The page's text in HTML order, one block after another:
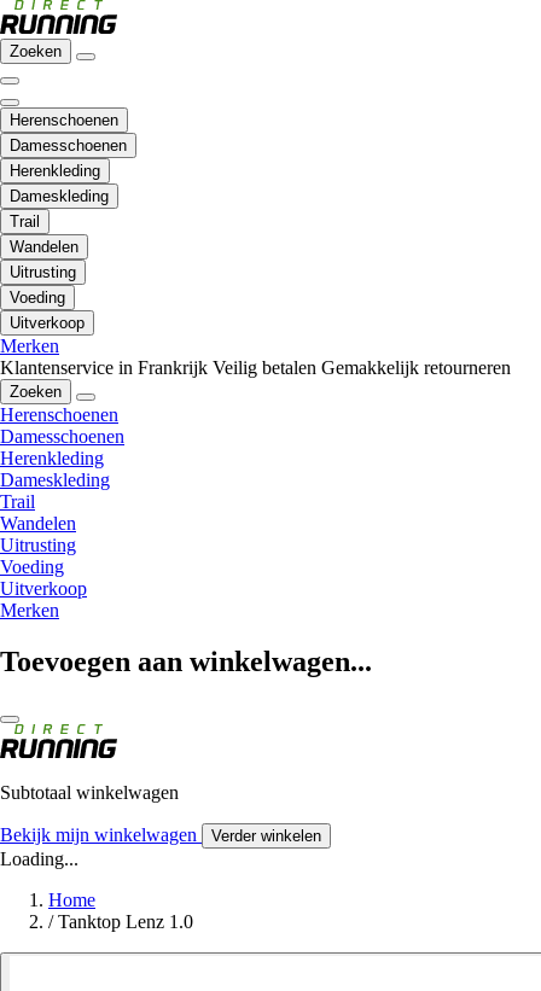
Zoeken
Herenschoenen
Damesschoenen
Herenkleding
Dameskleding
Trail
Wandelen
Uitrusting
Voeding
Uitverkoop
Merken
Klantenservice in Frankrijk Veilig betalen Gemakkelijk retourneren
Zoeken
Herenschoenen
Damesschoenen
Herenkleding
Dameskleding
Trail
Wandelen
Uitrusting
Voeding
Uitverkoop
Merken
Toevoegen aan winkelwagen...
Subtotaal winkelwagen
Bekijk mijn winkelwagen Verder winkelen
Loading...
Home
/ Tanktop Lenz 1.0